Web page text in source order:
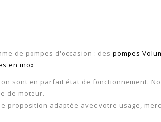
de pompes d'occasion : des pompes
en inox
sont en parfait état de fonctionnement.
de moteur.
proposition adaptée avec votre usage,